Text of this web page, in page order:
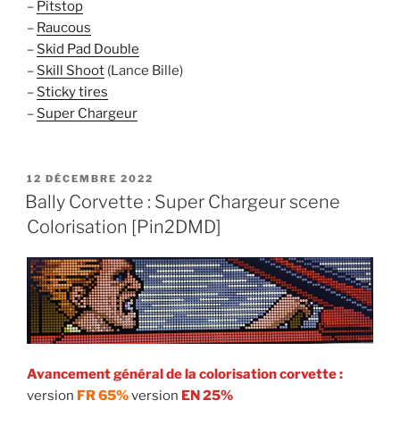
– Pitstop
– Raucous
– Skid Pad Double
– Skill Shoot (Lance Bille)
– Sticky tires
– Super Chargeur
PUBLIÉ
LE
12 DÉCEMBRE 2022
Bally Corvette : Super Chargeur scene
Colorisation [Pin2DMD]
Avancement général de la colorisation corvette :
version FR 65%version EN 25%